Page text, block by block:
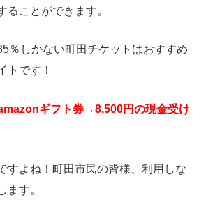
ることができます。
％しかない町田チケットはおすすめ
トです！
ギフト券→8,500円の現金受け
すよね！町田市民の皆様、利用しな
ます。